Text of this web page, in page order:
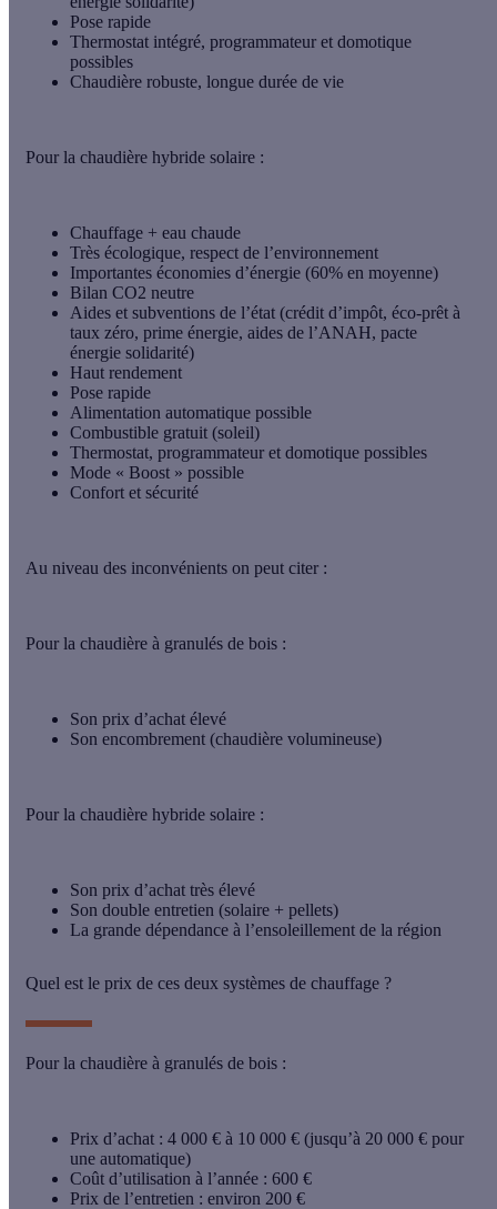
Pose rapide
Thermostat intégré, programmateur et domotique
possibles
Chaudière robuste, longue durée de vie
Pour la chaudière hybride solaire :
Chauffage + eau chaude
Très écologique, respect de l’environnement
Importantes économies d’énergie (60% en moyenne)
Bilan CO2 neutre
Aides et subventions de l’état (crédit d’impôt, éco-prêt à
taux zéro, prime énergie, aides de l’ANAH, pacte
énergie solidarité)
Haut rendement
Pose rapide
Alimentation automatique possible
Combustible gratuit (soleil)
Thermostat, programmateur et domotique possibles
Mode « Boost » possible
Confort et sécurité
Au niveau des inconvénients on peut citer :
Pour la chaudière à granulés de bois :
Son prix d’achat élevé
Son encombrement (chaudière volumineuse)
Pour la chaudière hybride solaire :
Son prix d’achat très élevé
Son double entretien (solaire + pellets)
La grande dépendance à l’ensoleillement de la région
Quel est le prix de ces deux systèmes de chauffage ?
Pour la chaudière à granulés de bois :
Prix d’achat : 4 000 € à 10 000 € (jusqu’à 20 000 € pour
une automatique)
Coût d’utilisation à l’année : 600 €
Prix de l’entretien : environ 200 €